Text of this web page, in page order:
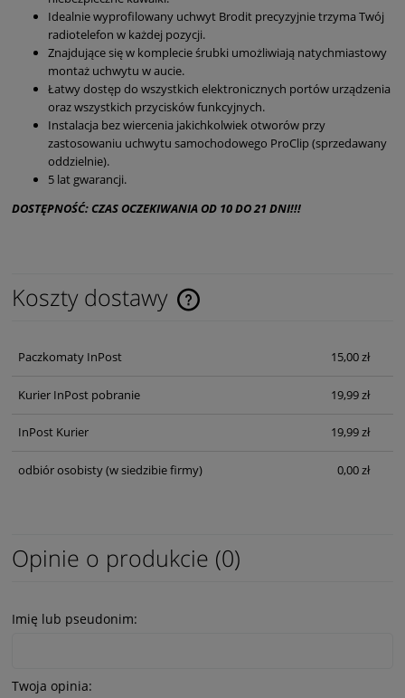
Idealnie wyprofilowany uchwyt Brodit precyzyjnie trzyma Twój
radiotelefon w każdej pozycji.
Znajdujące się w komplecie śrubki umożliwiają natychmiastowy
montaż uchwytu w aucie.
Łatwy dostęp do wszystkich elektronicznych portów urządzenia
oraz wszystkich przycisków funkcyjnych.
Instalacja bez wiercenia jakichkolwiek otworów przy
zastosowaniu uchwytu samochodowego ProClip (sprzedawany
oddzielnie).
5 lat gwarancji.
DOSTĘPNOŚĆ: CZAS OCZEKIWANIA OD 10 DO 21 DNI!!!
Koszty dostawy
Cena nie zawiera ewentualnych kosztów płatności
Paczkomaty InPost 15,00 zł
Kurier InPost pobranie 19,99 zł
InPost Kurier 19,99 zł
odbiór osobisty(w siedzibie firmy) 0,00 zł
Opinie o produkcie (0)
Imię lub pseudonim:
Twoja opinia: